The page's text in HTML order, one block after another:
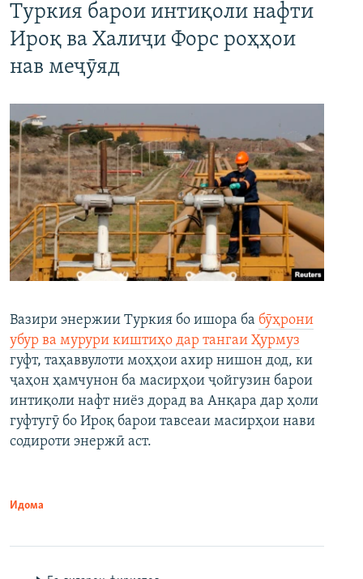
Туркия барои интиқоли нафти
Ироқ ва Халиҷи Форс роҳҳои
нав меҷӯяд
Вазири энержии Туркия бо ишора ба бӯҳрони
убур ва мурури киштиҳо дар тангаи Ҳурмуз
гуфт, таҳаввулоти моҳҳои ахир нишон дод, ки
ҷаҳон ҳамчунон ба масирҳои ҷойгузин барои
интиқоли нафт ниёз дорад ва Анқара дар ҳоли
гуфтугӯ бо Ироқ барои тавсеаи масирҳои нави
содироти энержӣ аст.
Идома